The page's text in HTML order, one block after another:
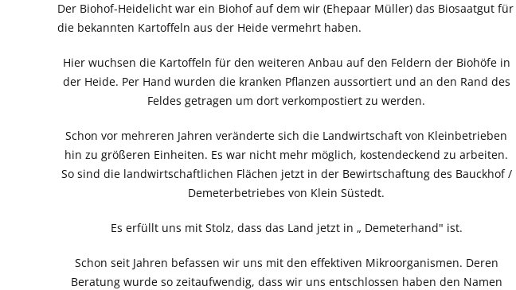
Der Biohof-Heidelicht war ein Biohof auf dem wir (Ehepaar Müller) das Biosaatgut für
die bekannten Kartoffeln aus der Heide vermehrt haben.
Hier wuchsen die Kartoffeln für den weiteren Anbau auf den Feldern der Biohöfe in
der Heide. Per Hand wurden die kranken Pflanzen aussortiert und an den Rand des
Feldes getragen um dort verkompostiert zu werden.
Schon vor mehreren Jahren veränderte sich die Landwirtschaft von Kleinbetrieben
hin zu größeren Einheiten. Es war nicht mehr möglich, kostendeckend zu arbeiten.
So sind die landwirtschaftlichen Flächen jetzt in der Bewirtschaftung des Bauckhof /
Demeterbetriebes von Klein Süstedt.
Es erfüllt uns mit Stolz, dass das Land jetzt in „ Demeterhand" ist.
Schon seit Jahren befassen wir uns mit den effektiven Mikroorganismen. Deren
Beratung wurde so zeitaufwendig, dass wir uns entschlossen haben den Namen